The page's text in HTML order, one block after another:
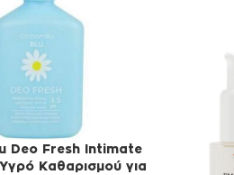
Deo Fresh Intimate
Καθαρισμού για